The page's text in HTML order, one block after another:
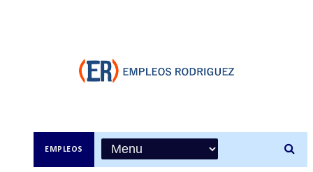
EMPLEOS